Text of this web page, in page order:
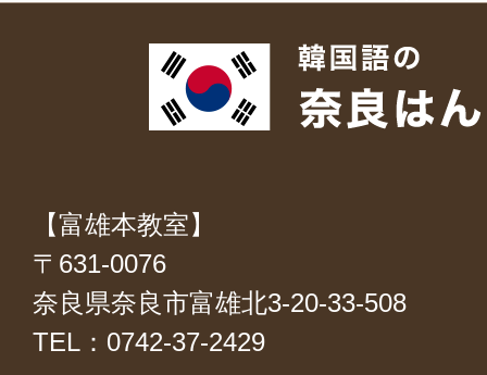
【富雄本教室】
〒631-0076
奈良県奈良市富雄北3-20-33-508
TEL：0742-37-2429